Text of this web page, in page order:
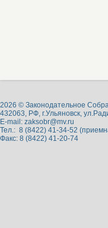
2026 © Законодательное
432063, РФ, г.Ульяновск,
E-mail: zaksobr@mv.ru
Тел.: 8 (8422) 41-34-52
Факс: 8 (8422) 41-20-74